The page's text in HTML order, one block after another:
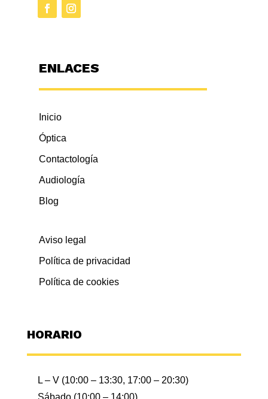
ENLACES
Inicio
Óptica
Contactología
Audiología
Blog
Aviso legal
Política de privacidad
Política de cookies
HORARIO
L – V (10:00 – 13:30, 17:00 – 20:30)
Sábado (10:00 – 14:00)
nuestros servicios y mostrarle publicidad relacionada con sus
preferencias en base a un perfil elaborado a partir de sus